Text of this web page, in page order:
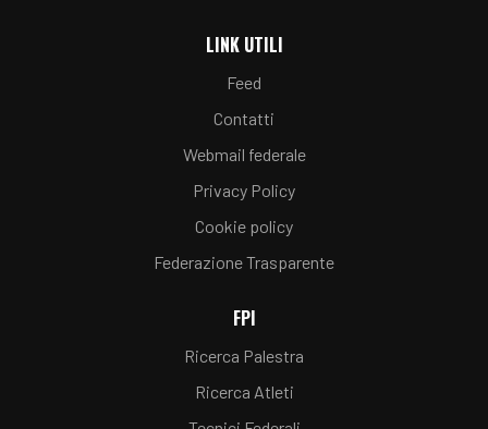
LINK UTILI
Feed
Contatti
Webmail federale
Privacy Policy
Cookie policy
Federazione Trasparente
FPI
Ricerca Palestra
Ricerca Atleti